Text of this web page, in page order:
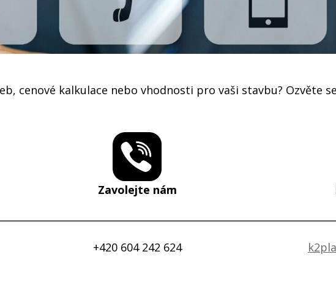
cenové kalkulace nebo vhodnosti pro vaši stavbu? Ozvěte
Zavolejte nám
+420 604 242 624